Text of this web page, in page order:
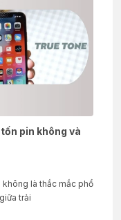
pin không và
không là thắc mắc phổ
trải